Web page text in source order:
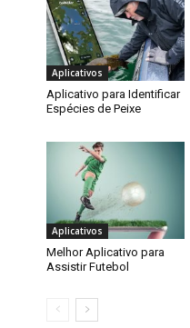
Aplicativos
Aplicativo para Identificar
Espécies de Peixe
Aplicativos
Melhor Aplicativo para
Assistir Futebol